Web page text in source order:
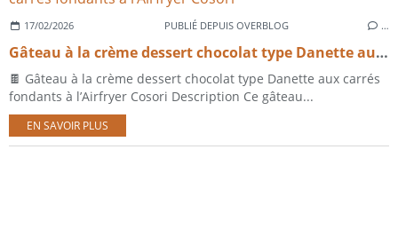
17/02/2026 PUBLIÉ DEPUIS OVERBLOG …
Gâteau à la crème dessert chocolat type Danette aux carrés fondants à l’Airfryer Cosori
🍫 Gâteau à la crème dessert chocolat type Danette aux carrés
fondants à l’Airfryer Cosori Description Ce gâteau...
EN SAVOIR PLUS